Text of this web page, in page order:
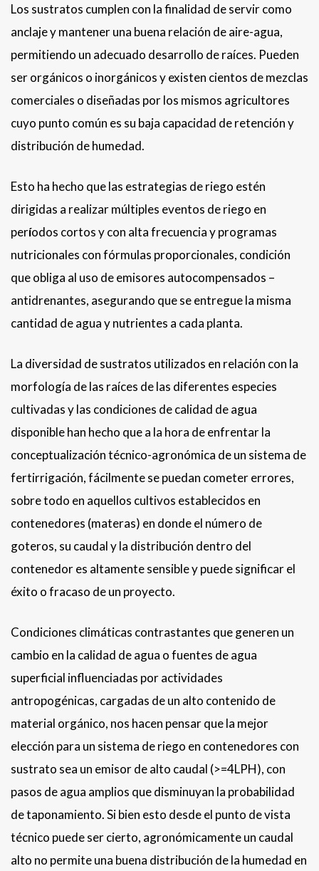
Los sustratos cumplen con la finalidad de servir como
anclaje y mantener una buena relación de aire-agua,
permitiendo un adecuado desarrollo de raíces. Pueden
ser orgánicos o inorgánicos y existen cientos de mezclas
comerciales o diseñadas por los mismos agricultores
cuyo punto común es su baja capacidad de retención y
distribución de humedad.
Esto ha hecho que las estrategias de riego estén
dirigidas a realizar múltiples eventos de riego en
períodos cortos y con alta frecuencia y programas
nutricionales con fórmulas proporcionales, condición
que obliga al uso de emisores autocompensados –
antidrenantes, asegurando que se entregue la misma
cantidad de agua y nutrientes a cada planta.
La diversidad de sustratos utilizados en relación con la
morfología de las raíces de las diferentes especies
cultivadas y las condiciones de calidad de agua
disponible han hecho que a la hora de enfrentar la
conceptualización técnico-agronómica de un sistema de
fertirrigación, fácilmente se puedan cometer errores,
sobre todo en aquellos cultivos establecidos en
contenedores (materas) en donde el número de
goteros, su caudal y la distribución dentro del
contenedor es altamente sensible y puede significar el
éxito o fracaso de un proyecto.
Condiciones climáticas contrastantes que generen un
cambio en la calidad de agua o fuentes de agua
superficial influenciadas por actividades
antropogénicas, cargadas de un alto contenido de
material orgánico, nos hacen pensar que la mejor
elección para un sistema de riego en contenedores con
sustrato sea un emisor de alto caudal (>=4LPH), con
pasos de agua amplios que disminuyan la probabilidad
de taponamiento. Si bien esto desde el punto de vista
técnico puede ser cierto, agronómicamente un caudal
alto no permite una buena distribución de la humedad en